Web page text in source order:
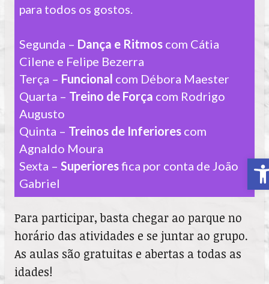
para todos os gostos.
Segunda – Dança e Ritmos com Cátia
Cilene e Felipe Bezerra
Terça – Funcional com Débora Maester
Quarta – Treino de Força com Rodrigo
Augusto
Quinta – Treinos de Inferiores com
Agnaldo Moura
Sexta – Superioresfica por conta de João
Gabriel
Para participar, basta chegar ao parque no
horário das atividades e se juntar ao grupo.
As aulas são gratuitas e abertas a todas as
idades!